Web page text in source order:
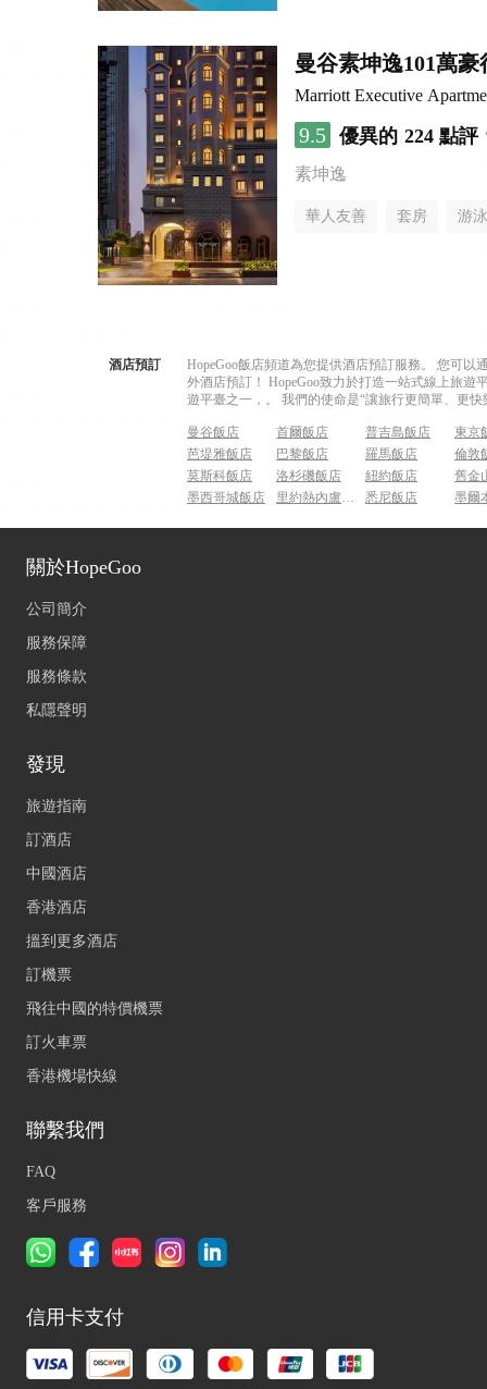
曼谷素坤逸101萬
Marriott Executive
9.5 優異的 224 點評
素坤逸
華人友善 套房 游
酒店預訂
HopeGoo飯店頻道為您提供酒店預訂服務。 您可
外酒店預訂！ HopeGoo致力於打造一站式線上旅
遊平臺之一，。 我們的使命是“讓旅行更簡單、更
曼谷飯店 首爾飯店 普吉島飯店
東京
芭堤雅飯店
巴黎飯店 羅馬飯店
倫敦
莫斯科飯店
洛杉磯飯店 紐約飯店
舊金
墨西哥城飯店
里約熱內盧飯店 悉尼飯店 墨爾
關於HopeGoo
公司簡介
服務保障
服務條款
私隱聲明
發現
旅遊指南
訂酒店
中國酒店
香港酒店
搵到更多酒店
訂機票
飛往中國的特價機票
訂火車票
香港機場快線
聯繫我們
FAQ
客戶服務
信用卡支付